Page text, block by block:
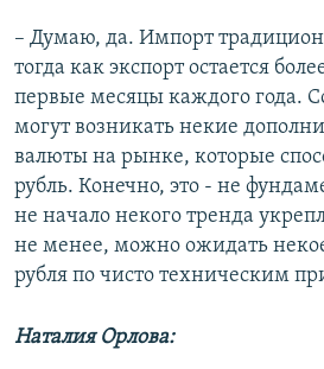
– Думаю, да. Импорт
тогда как экспорт остается
первые месяцы каждого года.
могут возникать некие
валюты на рынке, которые
рубль. Конечно, это - не
не начало некого тренда
не менее, можно ожидать
рубля по чисто техническим
Наталия Орлова: